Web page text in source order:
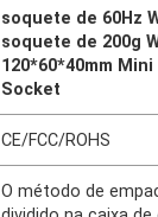
soquete de 60Hz
soquete de 200g
120*60*40mm
Socket
CE/FCC/ROHS
O método de